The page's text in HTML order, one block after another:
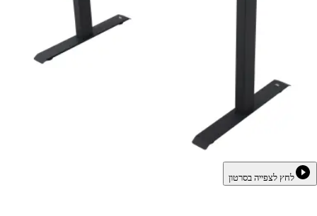
לחץ לצפייה בסרטון